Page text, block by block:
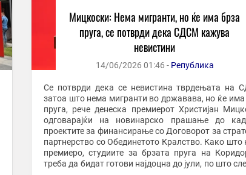
Мицкоски: Нема мигранти, но ќе има брза
пруга, се потврди дека СДСМ кажува
невистини
14/06/2026 01:46 - Република
Се потврди дека се невистина тврдењата на
затоа што нема мигранти во државава, но ќе има
пруга, рече денеска премиерот Христијан
одговарајќи на новинарско прашање до
проектите за финансирање со Договорот за
партнерство со Обединетото Кралство. Како што
премиеро, студиите за брзата пруга на
треба да бидат готови најдоцна до јули, по што